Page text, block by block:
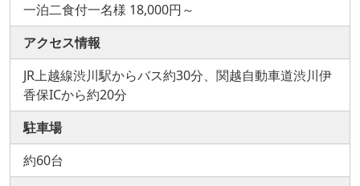
一泊二食付一名様 18,000円～
アクセス情報
JR上越線渋川駅からバス約30分、関越自動車道渋川伊
香保ICから約20分
駐車場
約60台